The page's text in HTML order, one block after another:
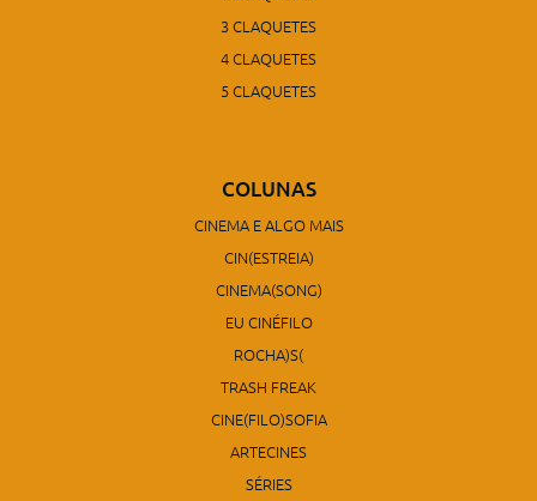
3 CLAQUETES
4 CLAQUETES
5 CLAQUETES
COLUNAS
CINEMA E ALGO MAIS
CIN(ESTREIA)
CINEMA(SONG)
EU CINÉFILO
ROCHA)S(
TRASH FREAK
CINE(FILO)SOFIA
ARTECINES
SÉRIES